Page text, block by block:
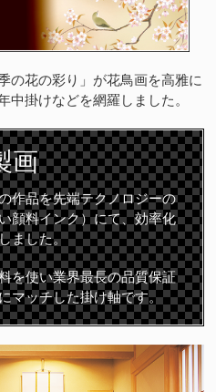
の花の彩り」が花鳥画を高雅に
中掛けなどを網羅しました。
画
作品を先端テクノロジーの
顔料インク）にて、効率化
ました。
を使い業界最長の品質保証
マッチした掛け軸です。